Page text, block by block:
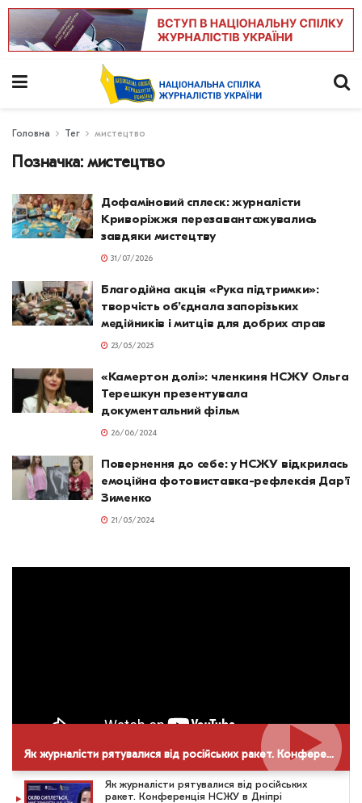
Головна Тег мистецтво
Позначка: мистецтво
Дофаміновий сплеск: журналісти
Криворіжжя перезавантажувались
завдяки мистецтву
31/07/2026
Благодійна акція «Рука підтримки»:
творчість об’єднала запорізьких
медійників і митців для добрих справ
23/05/2025
«Камертон долі»: членкиня НСЖУ Ольга
Терешкун презентувала
документальний фільм
26/06/2024
Повернення до себе: у НСЖУ відкрилась
емоційна фотовиставка-рефлексія Дар’ї
Зименко
21/05/2024
Як журналісти рятувалися від російських ракет. Конференція НСЖУ в Дніпрі
Як журналісти рятувалися від російських
ракет. Конференція НСЖУ в Дніпрі